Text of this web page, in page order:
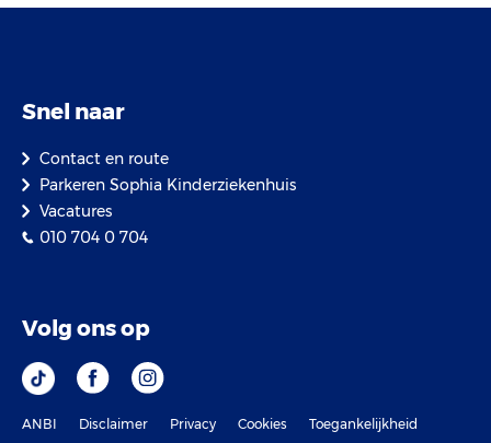
Snel naar
Contact en route
Parkeren Sophia Kinderziekenhuis
Vacatures
010 704 0 704
Volg ons op
ANBI Disclaimer Privacy Cookies Toegankelijkheid